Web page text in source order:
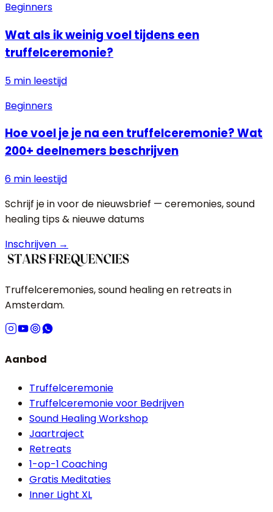
Beginners
Wat als ik weinig voel tijdens een
truffelceremonie?
5 min leestijd
Beginners
Hoe voel je je na een truffelceremonie? Wat
200+ deelnemers beschrijven
6 min leestijd
Schrijf je in voor de nieuwsbrief — ceremonies, sound
healing tips & nieuwe datums
Inschrijven →
Truffelceremonies, sound healing en retreats in
Amsterdam.
Aanbod
Truffelceremonie
Truffelceremonie voor Bedrijven
Sound Healing Workshop
Jaartraject
Retreats
1-op-1 Coaching
Gratis Meditaties
Inner Light XL